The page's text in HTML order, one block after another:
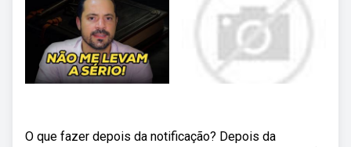
O que fazer depois da notificação? Depois da